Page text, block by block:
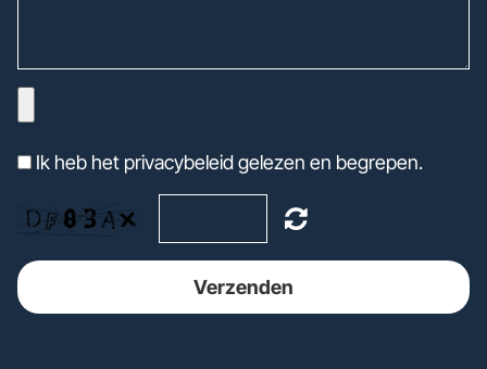
Ik heb het privacybeleid gelezen en begrepen.
Verzenden